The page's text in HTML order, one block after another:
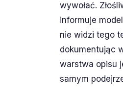
wywołać.
informuje
nie widzi tego
dokumentując
warstwa opisu
samym